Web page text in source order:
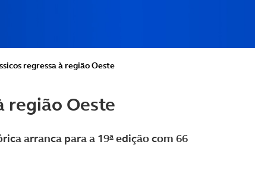
regressa à região Oeste
região Oeste
arranca para a 19ª edição com 66